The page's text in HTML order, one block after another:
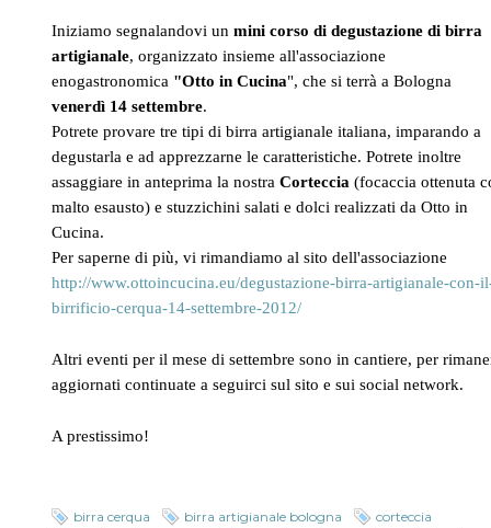
Iniziamo segnalandovi un mini corso di degustazione di birra
artigianale, organizzato insieme all'associazione
enogastronomica "Otto in Cucina", che si terrà a Bologna
venerdì 14 settembre.
Potrete provare tre tipi di birra artigianale italiana, imparando a
degustarla e ad apprezzarne le caratteristiche. Potrete inoltre
assaggiare in anteprima la nostraCorteccia (focaccia ottenuta
malto esausto) e stuzzichini salati e dolci realizzati da Otto in
Cucina.
Per saperne di più, vi rimandiamo al sito dell'associazione
http://www.ottoincucina.eu/degustazione-birra-artigianale-con-
birrificio-cerqua-14-settembre-2012/
Altri eventi per il mese di settembre sono in cantiere, per
aggiornati continuate a seguirci sul sito e sui social network.
A prestissimo!
birra cerqua birra artigianale bologna
corteccia